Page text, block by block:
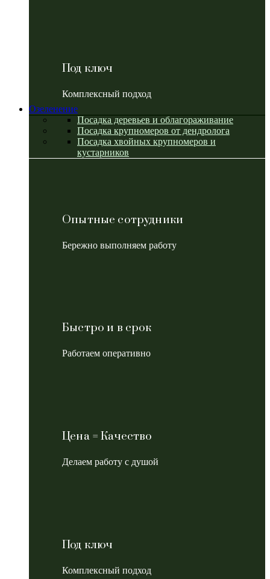
Под ключ
Комплексный подход
Озеленение
Посадка деревьев и облагораживание
Посадка крупномеров от дендролога
Посадка хвойных крупномеров и
кустарников
Опытные сотрудники
Бережно выполняем работу
Быстро и в срок
Работаем оперативно
Цена = Качество
Делаем работу с душой
Под ключ
Комплексный подход